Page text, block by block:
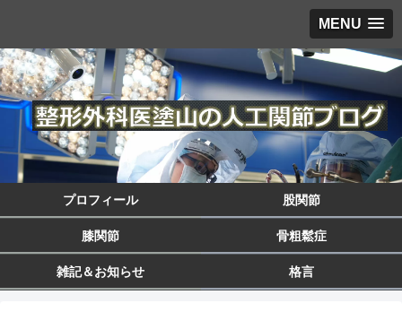
MENU
プロフィール 股関節
膝関節 骨粗鬆症
雑記＆お知らせ 格言